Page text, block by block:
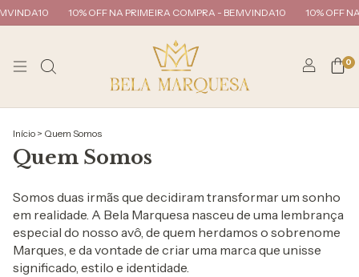
10% OFF NA PRIMEIRA COMPRA - BEMVINDA10 10% OFF
0
Início > Quem Somos
Quem Somos
Somos duas irmãs que decidiram transformar um sonho
em realidade. A Bela Marquesa nasceu de uma lembrança
especial do nosso avô, de quem herdamos o sobrenome
Marques, e da vontade de criar uma marca que unisse
significado, estilo e identidade.